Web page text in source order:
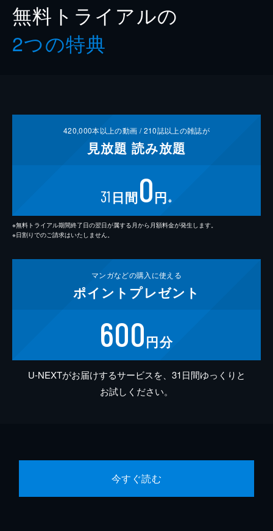
無料トライアルの
2つの特典
420,000本以上の動画 /210誌以上の雑誌が
見放題 読み放題
31 日間0円 ※
※無料トライアル期間終了日の翌日が属する月から月額料金が発生します。
※日割りでのご請求はいたしません。
マンガなどの購入に使える
ポイント プレゼント
600円分
U-NEXTがお届けするサービスを、31日間ゆっくりと
お試しください。
今すぐ読む